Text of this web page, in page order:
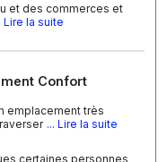
et des commerces et
Lire la suite
Confort
emplacement très
... Lire la suite
certaines personnes